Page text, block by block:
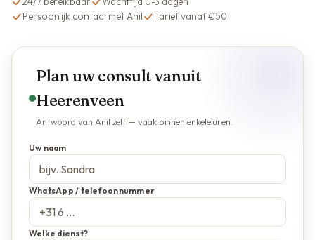
Persoonlijk contact met Anil
Tarief vanaf €50
Plan uw consult vanuit
Heerenveen
Antwoord van Anil zelf — vaak binnen enkele uren.
Uw naam
WhatsApp / telefoonnummer
Welke dienst?